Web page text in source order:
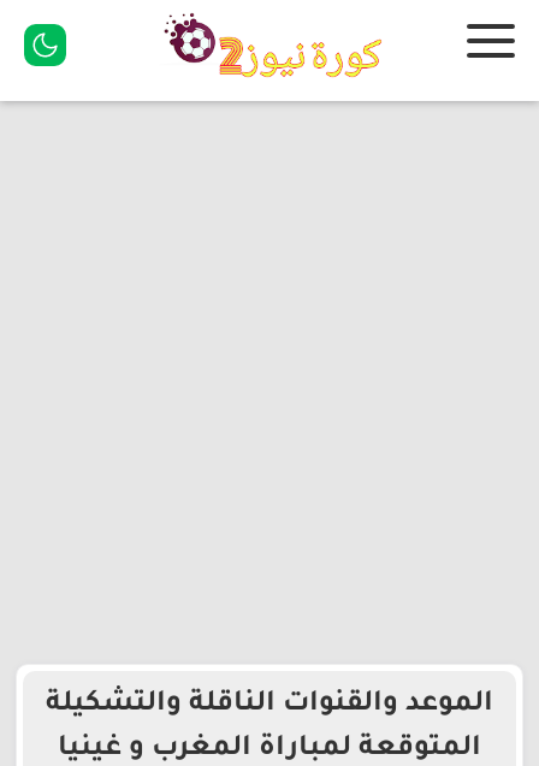
الموعد والقنوات الناقلة والتشكيلة
المتوقعة لمباراة المغرب و غينيا